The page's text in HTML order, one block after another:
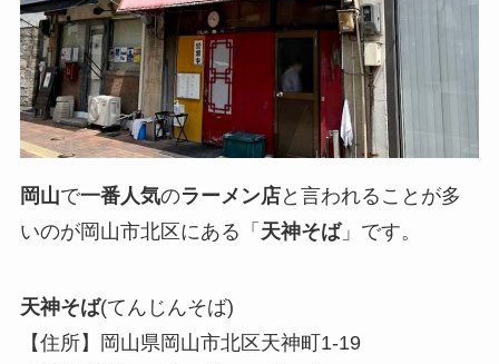
岡山で一番人気のラーメン店と言われることが多
いのが岡山市北区にある「 天神そば」です。
天神そば(てんじんそば)
【住所】岡山県岡山市北区天神町1-19